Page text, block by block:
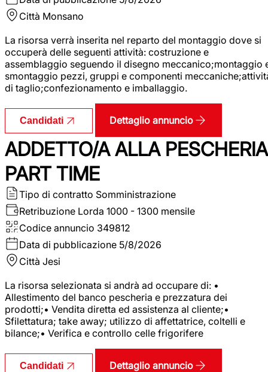
Città Monsano
La risorsa verrà inserita nel reparto del montaggio dove si
occuperà delle seguenti attività: costruzione e
assemblaggio seguendo il disegno meccanico;montaggio
smontaggio pezzi, gruppi e componenti
di taglio;confezionamento e imballaggio.
Candidati Dettaglio annuncio
ADDETTO/A ALLA PESCHERIA
PART TIME
Tipo di contratto Somministrazione
Retribuzione Lorda 1000 - 1300 mensile
Codice annuncio 349812
Data di pubblicazione 5/8/2026
Città Jesi
La risorsa selezionata si andrà ad occupare di: •
Allestimento del banco pescheria e prezzatura dei
prodotti;• Vendita diretta ed assistenza al cliente;•
Sfilettatura; take away; utilizzo di affettatrice, coltelli e
bilance;• Verifica e controllo celle frigorifere
Candidati Dettaglio annuncio